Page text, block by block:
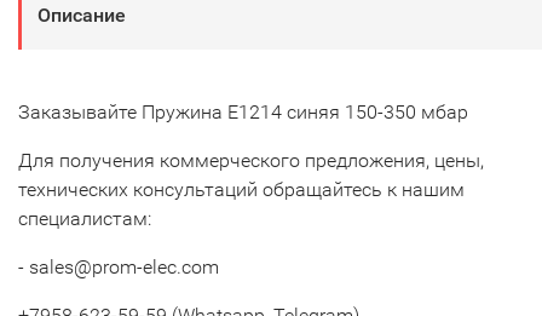
Описание
Заказывайте Пружина E1214 синяя 150-350 мбар
Для получения коммерческого предложения, цены,
технических консультаций обращайтесь к нашим
специалистам:
- sales@prom-elec.com